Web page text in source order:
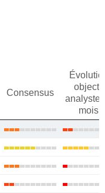
Consensus
objectif
mois